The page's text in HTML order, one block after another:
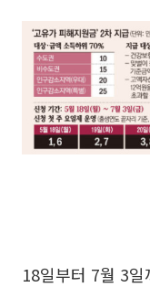
18일부터 7월 3